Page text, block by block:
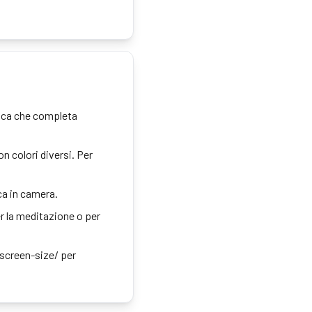
che completa
colori diversi. Per
in camera.
la meditazione o per
size/ per